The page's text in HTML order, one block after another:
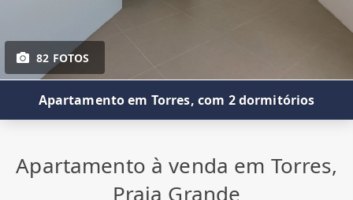
82 FOTOS
Apartamento em Torres, com 2 dormitórios
Apartamento à venda em Torres,
Praia Grande